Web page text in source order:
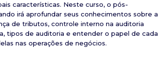
características. Neste curso, o pós-
irá aprofundar seus conhecimentos sobre a
de tributos, controle interno na auditoria
tipos de auditoria e entender o papel de cada
nas operações de negócios.